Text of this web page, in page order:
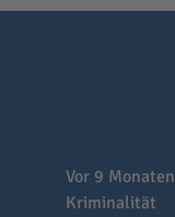
vor 9 Monaten
Kriminalität